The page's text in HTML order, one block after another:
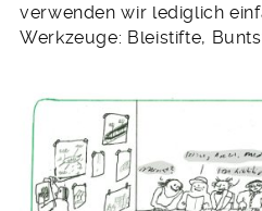
verwenden wir lediglich
Werkzeuge: Bleistifte,